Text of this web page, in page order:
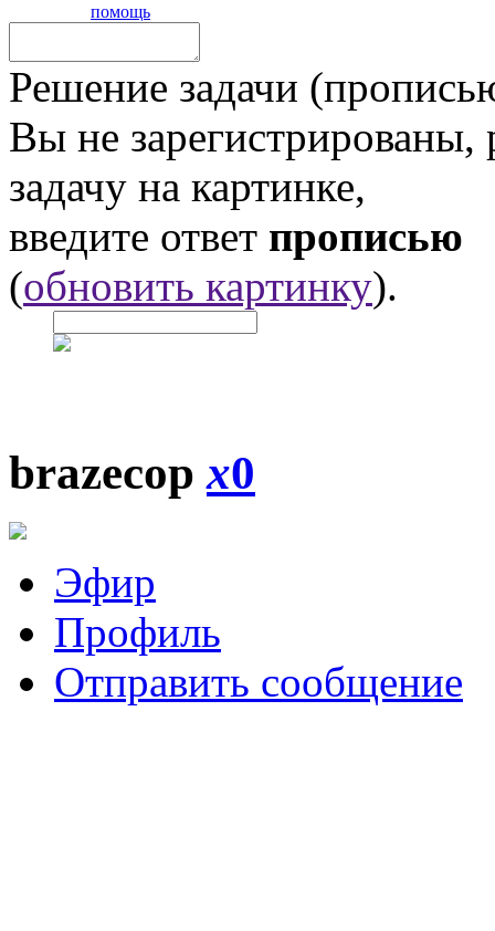
помощь
Решение задачи
Вы не
задачу на картинке,
введите ответ прописью
(обновить картинку).
brazecopx0
Эфир
Профиль
Отправить сообщение